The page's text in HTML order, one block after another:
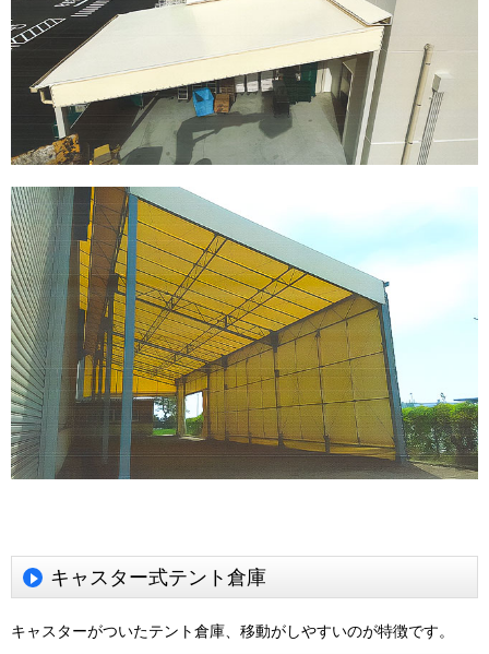
キャスター式テント倉庫
キャスターがついたテント倉庫、移動がしやすいのが特徴です。